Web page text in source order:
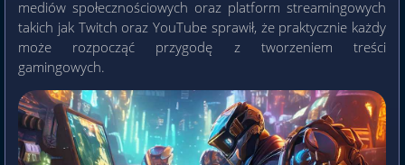
mediów społecznościowych oraz platform streamingowych
takich jak Twitch oraz YouTube sprawił, że praktycznie każdy
może rozpocząć przygodę z tworzeniem treści
gamingowych.